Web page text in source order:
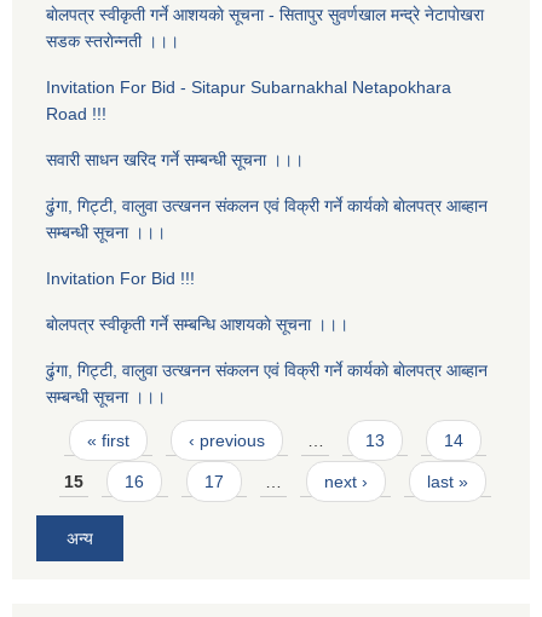
बाेलपत्र स्वीकृती गर्ने आशयकाे सूचना - सितापुर सुवर्णखाल मन्द्रे नेटापाेखरा
सडक स्तराेन्नती ।।।
Invitation For Bid - Sitapur Subarnakhal Netapokhara
Road !!!
सवारी साधन खरिद गर्ने सम्बन्धी सूचना ।।।
ढुंगा, गिट्टी, वालुवा उत्खनन संकलन एवं विक्री गर्ने कार्यकाे बाेलपत्र आब्हान
सम्बन्धी सूचना ।।।
Invitation For Bid !!!
बाेलपत्र स्वीकृती गर्ने सम्बन्धि आशयकाे सूचना ।।।
ढुंगा, गिट्टी, वालुवा उत्खनन संकलन एवं विक्री गर्ने कार्यकाे बाेलपत्र आब्हान
सम्बन्धी सूचना ।।।
Pages
« first ‹ previous … 13 14
15 16 17 … next › last »
अन्य